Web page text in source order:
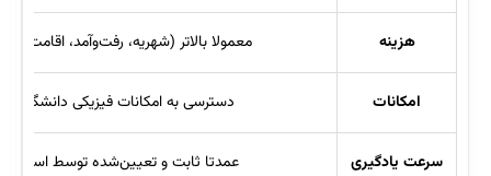
هزینه معمولا بالاتر (شهریه، رفت‌وآمد، اقامت و…)
امکانات دسترسی به امکانات فیزیکی دانشگاه
سرعت یادگیری عمدتا ثابت و تعیین‌شده توسط استاد